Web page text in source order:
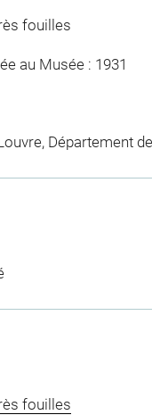
fouilles
au Musée : 1931
Département
fouilles